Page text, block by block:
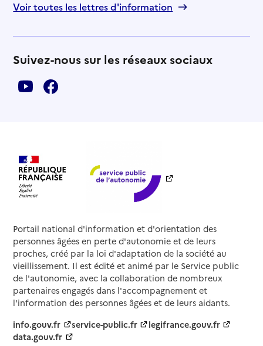
Voir toutes les lettres d'information
Suivez-nous sur les réseaux sociaux
Portail national d'information et d'orientation des
personnes âgées en perte d'autonomie et de leurs
proches, créé par la loi d'adaptation de la société au
vieillissement. Il est édité et animé par le Service public
de l'autonomie, avec la collaboration de nombreux
partenaires engagés dans l'accompagnement et
l'information des personnes âgées et de leurs aidants.
info.gouv.fr
service-public.fr
legifrance.gouv.fr
data.gouv.fr